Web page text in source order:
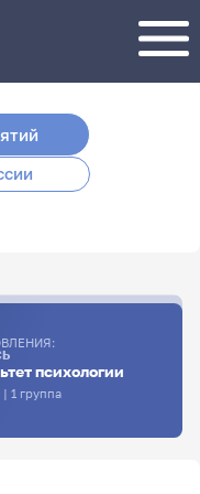
психологии
1 группа